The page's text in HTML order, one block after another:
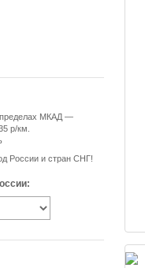
пределах МКАД —
р/км.
России и стран СНГ!